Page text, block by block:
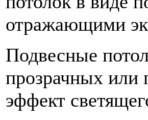
отражающими
Подвесные
прозрачных или
эффект